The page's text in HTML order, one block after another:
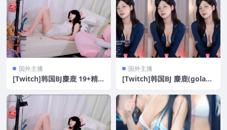
国外主播
[Twitch]韩国BJ麋鹿 19+精选
国外主播
[Twitch]韩国BJ 麋鹿(golani
V/2.1G]